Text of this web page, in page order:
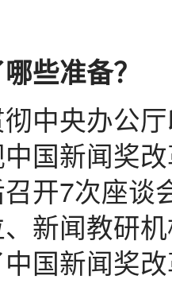
些准备？
中央办公
国新闻奖
开7次座谈
新闻教研
国新闻奖